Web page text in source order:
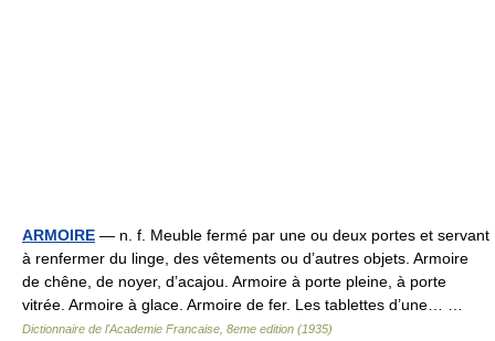
ARMOIRE — n. f. Meuble fermé par une ou deux portes et servant
à renfermer du linge, des vêtements ou d’autres objets. Armoire
de chêne, de noyer, d’acajou. Armoire à porte pleine, à porte
vitrée. Armoire à glace. Armoire de fer. Les tablettes d’une… …
Dictionnaire de l'Academie Francaise, 8eme edition (1935)